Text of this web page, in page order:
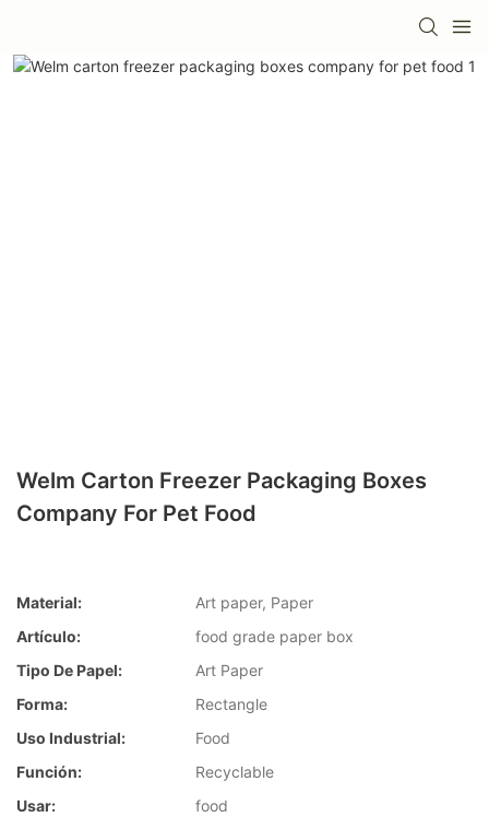
Welm Carton Freezer Packaging Boxes
Company For Pet Food
Material:
Art paper, Paper
Artículo:
food grade paper box
Tipo De Papel:
Art Paper
Forma:
Rectangle
Uso Industrial:
Food
Función:
Recyclable
Usar:
food